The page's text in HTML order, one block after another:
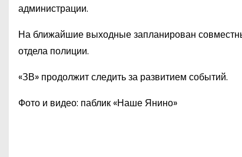
администрации.
На ближайшие выходные запланирован
отдела полиции.
«ЗВ» продолжит следить за развитием событий.
Фото и видео: паблик «Наше Янино»